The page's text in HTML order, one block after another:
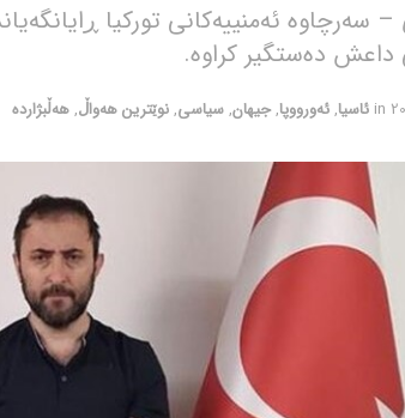
سەرچاوە ئەمنییەکانی تورکیا
داعش دەستگیر کراوە.
in ئاسیا,ئەورووپا,جیهان,سیاسی,نوێترین هەواڵ,هەڵبژاردە